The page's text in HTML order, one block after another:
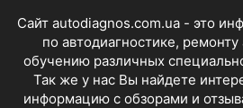
Сайт autodiagnos.com.ua - это
по автодиагностике,
обучению различных
Так же у нас Вы найдете
информацию с обзорами и